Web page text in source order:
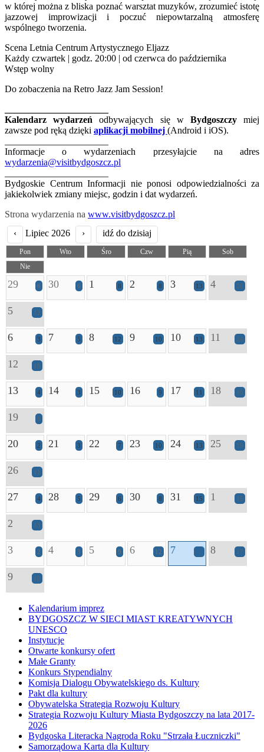
w której można z bliska poznać warsztat muzyków, zrozumieć istotę
jazzowej improwizacji i poczuć niepowtarzalną atmosferę
wspólnego tworzenia.
Scena Letnia Centrum Artystycznego Eljazz
Każdy czwartek | godz. 20:00 | od czerwca do października
Wstęp wolny
Do zobaczenia na Retro Jazz Jam Session!
Kalendarz wydarzeńodbywających się w Bydgoszczymiej
zawsze pod ręką dzięki aplikacji mobilnej (Android i iOS).
Informacje o wydarzeniach przesyłajcie na adres
wydarzenia@visitbydgoszcz.pl
Bydgoskie Centrum Informacji nie ponosi odpowiedzialności za
jakiekolwiek zmiany miejsc, godzin i dat wydarzeń.
Strona wydarzenia na www.visitbydgoszcz.pl
‹
Lipiec 2026 › idź do dzisiaj
Pon Wto Śro Czw Pią
Sob
Nie
29 6 30 6 1 8 2 8 3 13 4 20
5 12
6 3 7 5 8 12 9 10 10 13 11 24
12 16
13 4 14 3 15 10 16 9 17 11 18 16
19 8
20 2 21 3 22 7 23 10 24 13 25 19
26 11
27 4 28 5 29 6 30 8 31 15 1 15
2 13
3 2 4 3 5 9 6 12 7 8 17
9 10
Kalendarium imprez
BYDGOSZCZ W SIECI MIAST KREATYWNYCH
UNESCO
Instytucje
Otwarte konkursy ofert
Małe Granty
Konkurs Stypendialny
Komisja Dialogu Obywatelskiego ds. Kultury
Pakt dla kultury
Obywatelska Strategia Rozwoju Kultury
Strategia Rozwoju Kultury Miasta Bydgoszczy na lata 2017-
2026
Bydgoska Literacka Nagroda Roku "Strzała Łuczniczki"
Samorządowa Karta dla Kultury